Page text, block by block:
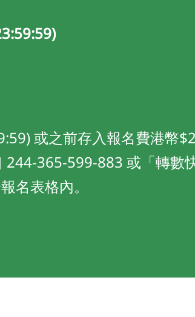
或之前存入報名費港幣
365-599-883 或「轉數
名表格內。